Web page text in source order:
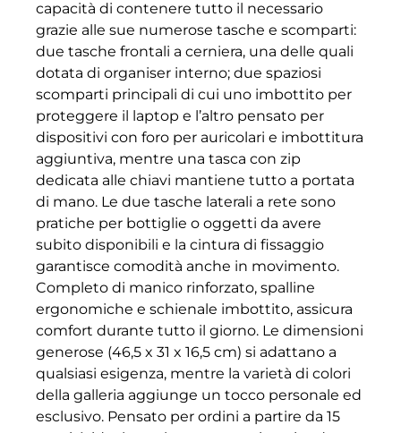
capacità di contenere tutto il necessario
grazie alle sue numerose tasche e scomparti:
due tasche frontali a cerniera, una delle quali
dotata di organiser interno; due spaziosi
scomparti principali di cui uno imbottito per
proteggere il laptop e l’altro pensato per
dispositivi con foro per auricolari e imbottitura
aggiuntiva, mentre una tasca con zip
dedicata alle chiavi mantiene tutto a portata
di mano. Le due tasche laterali a rete sono
pratiche per bottiglie o oggetti da avere
subito disponibili e la cintura di fissaggio
garantisce comodità anche in movimento.
Completo di manico rinforzato, spalline
ergonomiche e schienale imbottito, assicura
comfort durante tutto il giorno. Le dimensioni
generose (46,5 x 31 x 16,5 cm) si adattano a
qualsiasi esigenza, mentre la varietà di colori
della galleria aggiunge un tocco personale ed
esclusivo. Pensato per ordini a partire da 15